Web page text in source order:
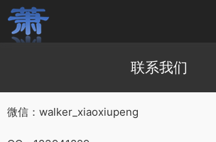
联系我们
微信：walker_xiaoxiupeng